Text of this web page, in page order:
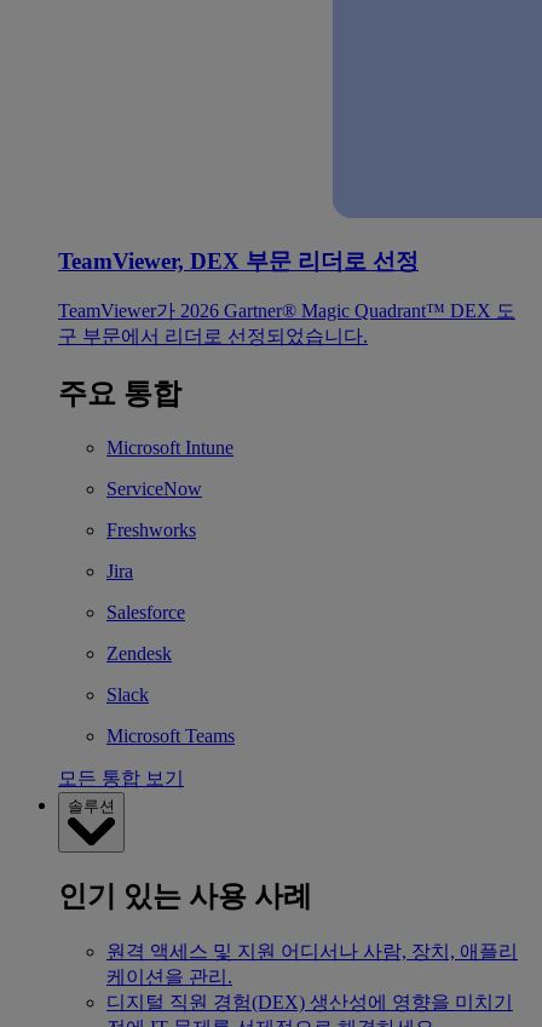
TeamViewer, DEX 부문 리더로 선정
TeamViewer가 2026 Gartner® Magic Quadrant™ DEX 도
구 부문에서 리더로 선정되었습니다.
주요 통합
Microsoft Intune
ServiceNow
Freshworks
Jira
Salesforce
Zendesk
Slack
Microsoft Teams
모든 통합 보기
솔루션
인기 있는 사용 사례
원격 액세스 및 지원 어디서나 사람, 장치, 애플리
케이션을 관리.
디지털 직원 경험(DEX) 생산성에 영향을 미치기